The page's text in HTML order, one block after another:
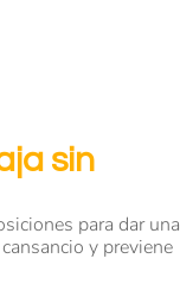
sin
para dar una
y previene